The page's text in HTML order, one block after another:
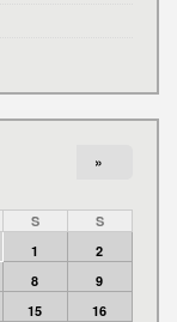
»
S
S
1
2
8
9
15
16